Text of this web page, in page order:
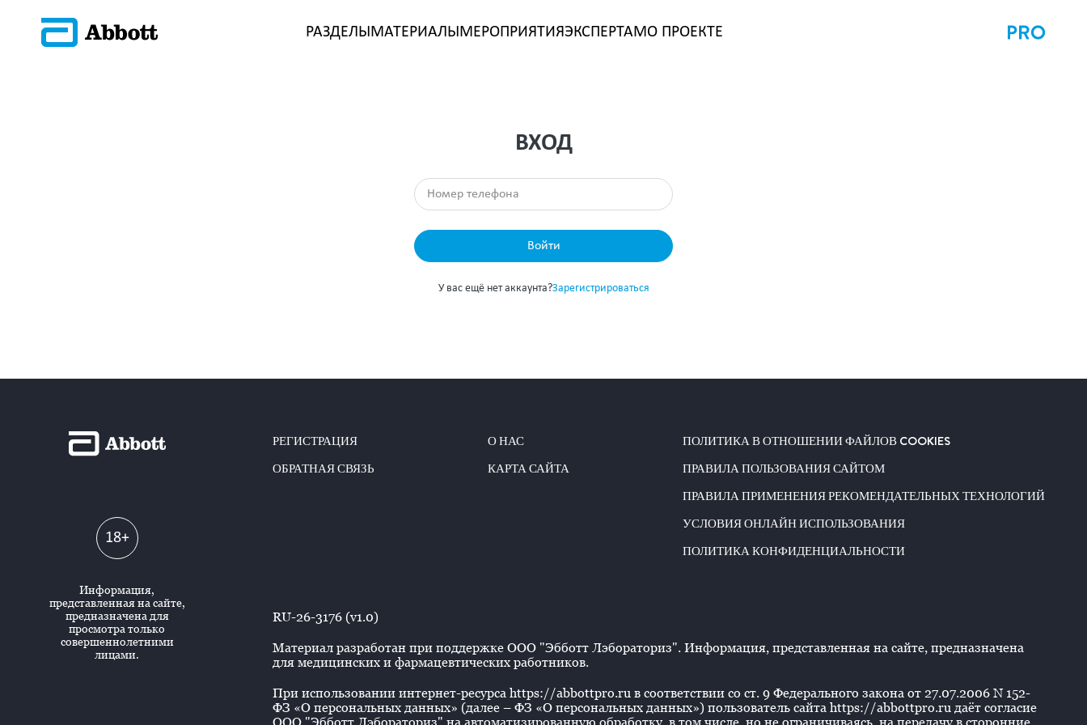
РАЗДЕЛЫ МАТЕРИАЛЫ МЕРОПРИЯТИЯЭКСПЕРТАМО ПРОЕКТЕ
ВХОД
Войти
У вас ещё нет аккаунта?Зарегистрироваться
18+
Информация,
представленная на сайте,
предназначена для
просмотра только
совершеннолетними
лицами.
РЕГИСТРАЦИЯ
ОБРАТНАЯ СВЯЗЬ
О НАС
КАРТА САЙТА
ПОЛИТИКА В ОТНОШЕНИИ ФАЙЛОВ COOKIES
ПРАВИЛА ПОЛЬЗОВАНИЯ САЙТОМ
ПРАВИЛА ПРИМЕНЕНИЯ РЕКОМЕНДАТЕЛЬНЫХ ТЕХНОЛОГИЙ
УСЛОВИЯ ОНЛАЙН ИСПОЛЬЗОВАНИЯ
ПОЛИТИКА КОНФИДЕНЦИАЛЬНОСТИ
RU-26-3176 (v1.0)
Материал разработан при поддержке ООО "Эбботт Лэбораториз". Информация, представленная на сайте, предназначена
для медицинских и фармацевтических работников.
При использовании интернет-ресурса https://abbottpro.ru в соответствии со ст. 9 Федерального закона от 27.07.2006 N 152-
ФЗ «О персональных данных» (далее – ФЗ «О персональных данных») пользователь сайта https://abbottpro.ru даёт согласие
ООО "Эбботт Лэбораториз" на автоматизированную обработку, в том числе, но не ограничиваясь, на передачу в сторонние